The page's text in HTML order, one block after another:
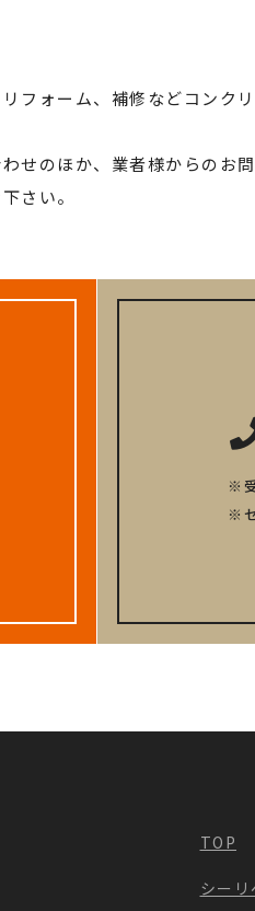
フォーム、補修などコンク
せのほか、業者様からのお問
さい。
TOP
シー